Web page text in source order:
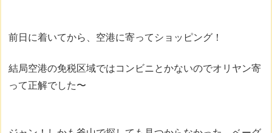
前日に着いてから、空港に寄ってショッピング！
結局空港の免税区域ではコンビニとかないのでオリヤン寄
って正解でした〜